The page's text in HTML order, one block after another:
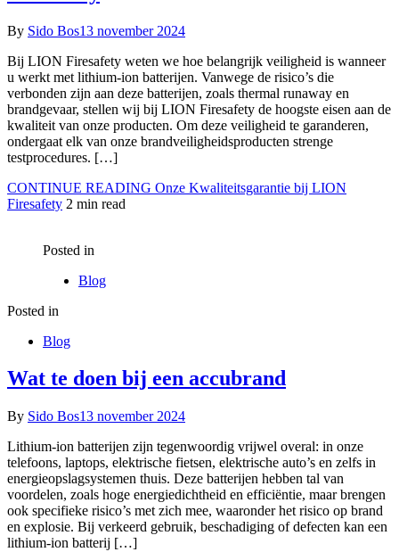
By Sido Bos13 november 2024
Bij LION Firesafety weten we hoe belangrijk veiligheid is wanneer
u werkt met lithium-ion batterijen. Vanwege de risico’s die
verbonden zijn aan deze batterijen, zoals thermal runaway en
brandgevaar, stellen wij bij LION Firesafety de hoogste eisen aan de
kwaliteit van onze producten. Om deze veiligheid te garanderen,
ondergaat elk van onze brandveiligheidsproducten strenge
testprocedures. […]
CONTINUE READING Onze Kwaliteitsgarantie bij LION
Firesafety 2 min read
Posted in
Blog
Posted in
Blog
Wat te doen bij een accubrand
By Sido Bos13 november 2024
Lithium-ion batterijen zijn tegenwoordig vrijwel overal: in onze
telefoons, laptops, elektrische fietsen, elektrische auto’s en zelfs in
energieopslagsystemen thuis. Deze batterijen hebben tal van
voordelen, zoals hoge energiedichtheid en efficiëntie, maar brengen
ook specifieke risico’s met zich mee, waaronder het risico op brand
en explosie. Bij verkeerd gebruik, beschadiging of defecten kan een
lithium-ion batterij […]